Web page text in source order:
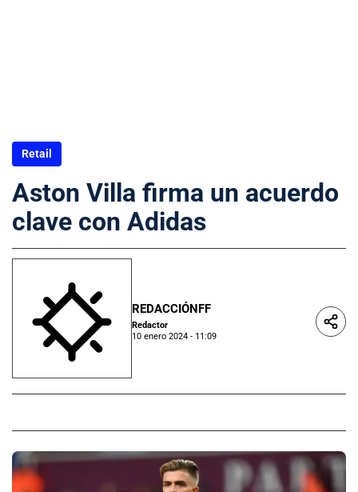
Retail
Aston Villa firma un acuerdo
clave con Adidas
REDACCIÓNFF
Redactor
10 enero 2024 - 11:09